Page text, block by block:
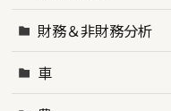
財務＆非財務分析
車